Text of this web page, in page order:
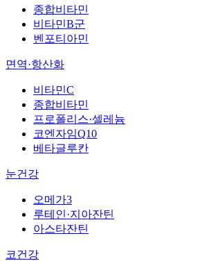
종합비타민
비타민B군
벤포티아민
면역·항산화
비타민C
종합비타민
프로폴리스·셀레늄
코엔자임Q10
베타글루칸
눈건강
오메가3
루테인·지아잔틴
아스타잔틴
코건강